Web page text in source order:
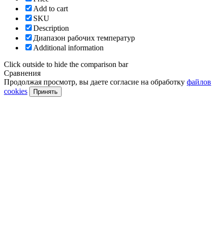
Add to cart
SKU
Description
Диапазон рабочих температур
Additional information
Click outside to hide the comparison bar
Сравнения
Продолжая просмотр, вы даете согласие на обработку файлов
cookies
Принять